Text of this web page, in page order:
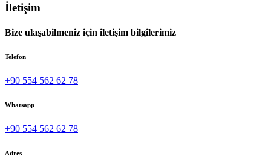
İletişim
Bize ulaşabilmeniz için iletişim bilgilerimiz
Telefon
+90 554 562 62 78
Whatsapp
+90 554 562 62 78
Adres